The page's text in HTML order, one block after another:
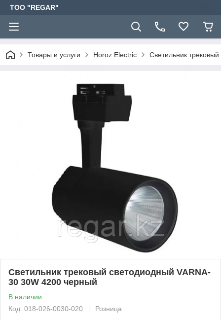
TOO "REGAR"
Товары и услуги Horoz Electric Светильник
Светильник трековый светодиодный VARNA-
30 30W 4200 черный
В наличии
Код: 018-026-0030-020
Розница